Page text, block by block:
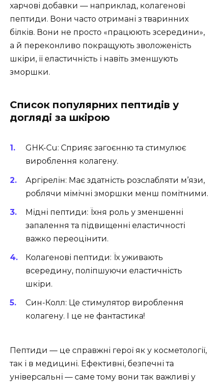
харчові добавки — наприклад, колагенові
пептиди. Вони часто отримані з тваринних
білків. Вони не просто «працюють зсередини»,
а й переконливо покращують зволоженість
шкіри, її еластичність і навіть зменшують
зморшки.
Список популярних пептидів у
догляді за шкірою
GHK-Cu: Сприяє загоєнню та стимулює
вироблення колагену.
Аргірелін: Має здатність розслабляти м’язи,
роблячи мімічні зморшки менш помітними.
Мідні пептиди: Їхня роль у зменшенні
запалення та підвищенні еластичності
важко переоцінити.
Колагенові пептиди: Їх уживають
всередину, поліпшуючи еластичність
шкіри.
Син-Колл: Це стимулятор вироблення
колагену. І це не фантастика!
Пептиди — це справжні герої як у косметології,
так і в медицині. Ефективні, безпечні та
універсальні — саме тому вони так важливі у